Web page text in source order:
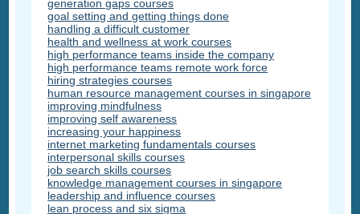
generation gaps courses
goal setting and getting things done
handling a difficult customer
health and wellness at work courses
high performance teams inside the company
high performance teams remote work force
hiring strategies courses
human resource management courses in singapore
improving mindfulness
improving self awareness
increasing your happiness
internet marketing fundamentals courses
interpersonal skills courses
job search skills courses
knowledge management courses in singapore
leadership and influence courses
lean process and six sigma